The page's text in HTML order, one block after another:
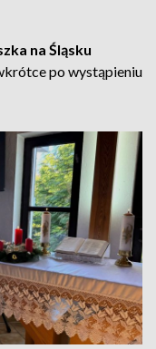
na Śląsku
po wystąpieniu